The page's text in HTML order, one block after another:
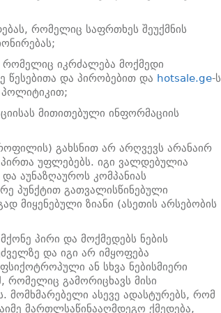
რომელიც საფრთხეს შეუქმნის
რომელიც იკრძალება მოქმედი
წესებითა და პირობებით და hotsale.ge-ს
პოლიტიკით;
მითითებული ინფორმაციის
გახსნით არ არღვევს არანაირ
პირთა უფლებებს. იგი ვალდებულია
აუნაზღაუროს კომპანიას
პუნქტით გათვალისწინებული
მიყენებული ზიანი (ასეთის არსებობის
პირი და მოქმედებს ნების
და იგი არ იმყოფება
ან სხვა ნებისმიერი
რომელიც გამორიცხავს მისი
მომხმარებელი ასევე ადასტურებს, რომ
მართლსაწინააღმდეგო ქმედება,